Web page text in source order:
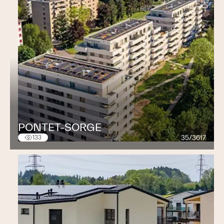
Granulats et béton
Environnement
Rénovation, transformation
Métal
Logistique
Développement immobilier
Qualité, sécurité et environnement
Choisir le Groupe Orllati, c’est opter pour un partenaire
fiable qui assure à ses clients, tant du secteur public
que privé, un respect et un contrôle rigoureux des
procédures de travail.
Certifiés ISO 9001, 14001 et 45001
La Direction met en œuvre les moyens financiers,
techniques et humains nécessaires pour assurer le
développement durable du Groupe Orllati.
PONTET-SORGE
133 35/3617